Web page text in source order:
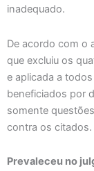
inadequado.
De acordo com o
que excluiu os
e aplicada a
beneficiados por
somente
contra os citados.
Prevaleceu no